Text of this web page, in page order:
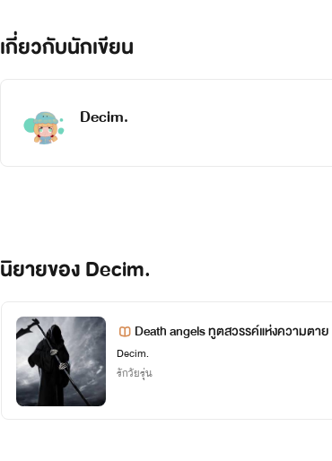
เกี่ยวกับนักเขียน
Decim.
นิยายของ Decim.
Death angels ทูตสวรรค์แห่งความตาย
Decim.
รักวัยรุ่น